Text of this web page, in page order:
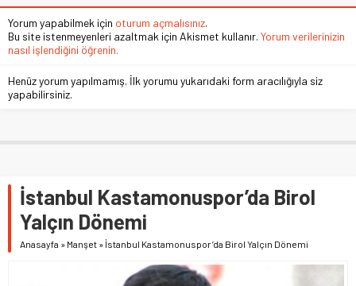
Yorum yapabilmek için oturum açmalısınız.
Bu site istenmeyenleri azaltmak için Akismet kullanır. Yorum verilerinizin
nasıl işlendiğini öğrenin.
Henüz yorum yapılmamış. İlk yorumu yukarıdaki form aracılığıyla siz
yapabilirsiniz.
İstanbul Kastamonuspor’da Birol
Yalçın Dönemi
Anasayfa » Manşet » İstanbul Kastamonuspor’da Birol Yalçın Dönemi